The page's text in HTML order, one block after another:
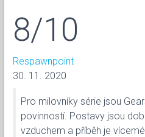
8/10
Respawnpoint
30. 11. 2020
Pro milovníky série jsou
povinností. Postavy jsou
vzduchem a příběh je